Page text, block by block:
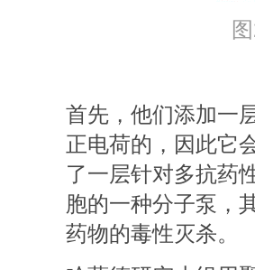
首先，他们添加一
正电荷的，因此它
了一层针对多抗药
胞的一种分子泵，
药物的毒性灭杀。